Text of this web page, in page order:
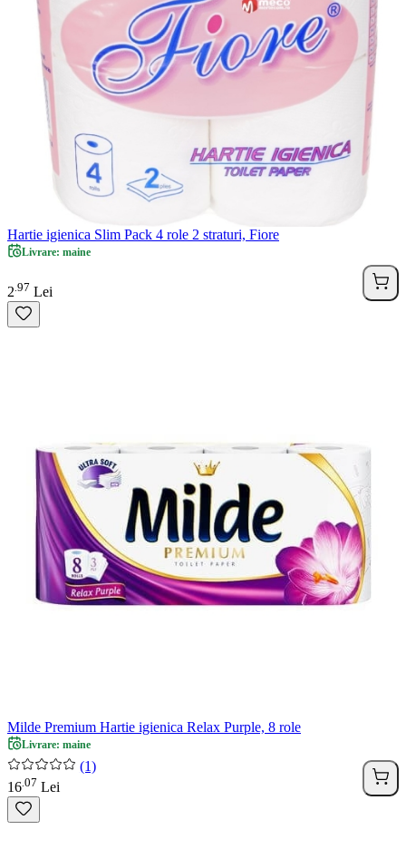
Hartie igienica Slim Pack 4 role 2 straturi, Fiore
Livrare: maine
2 97 Lei
Milde Premium Hartie igienica Relax Purple, 8 role
Livrare: maine
(1)
16 07 Lei